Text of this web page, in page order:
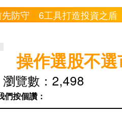
先防守 6工具打造投資之盾
操作選股不選
瀏覽數：2,498
們按個讚：